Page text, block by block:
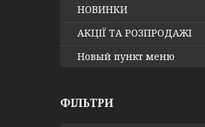
НОВИНКИ
АКЦІЇ ТА РОЗПРОДАЖІ
Новый пункт меню
ФІЛЬТРИ